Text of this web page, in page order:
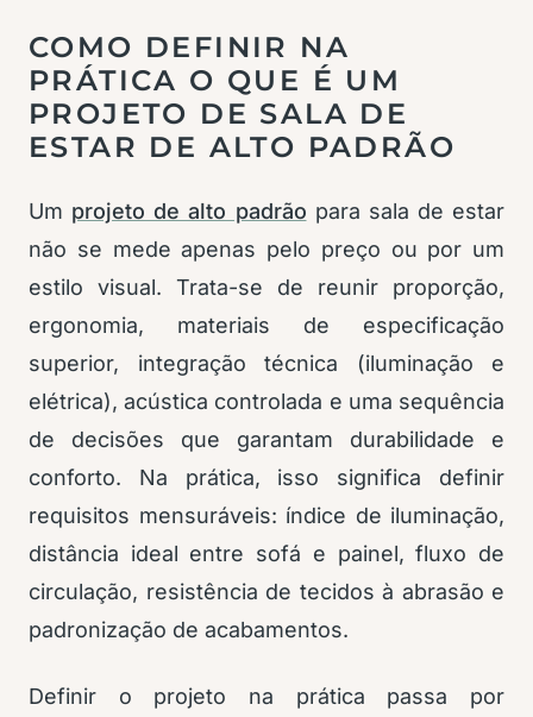
COMO DEFINIR NA
PRÁTICA O QUE É UM
PROJETO DE SALA DE
ESTAR DE ALTO PADRÃO
Um projeto de alto padrão para sala de estar
não se mede apenas pelo preço ou por um
estilo visual. Trata-se de reunir proporção,
ergonomia, materiais de especificação
superior, integração técnica (iluminação e
elétrica), acústica controlada e uma sequência
de decisões que garantam durabilidade e
conforto. Na prática, isso significa definir
requisitos mensuráveis: índice de iluminação,
distância ideal entre sofá e painel, fluxo de
circulação, resistência de tecidos à abrasão e
padronização de acabamentos.
Definir o projeto na prática passa por